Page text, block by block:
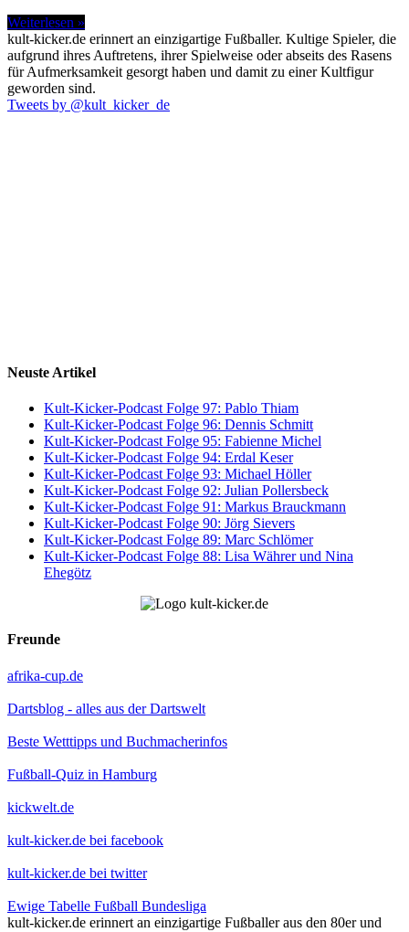
Weiterlesen »
kult-kicker.de erinnert an einzigartige Fußballer. Kultige Spieler, die
aufgrund ihres Auftretens, ihrer Spielweise oder abseits des Rasens
für Aufmerksamkeit gesorgt haben und damit zu einer Kultfigur
geworden sind.
Tweets by @kult_kicker_de
Neuste Artikel
Kult-Kicker-Podcast Folge 97: Pablo Thiam
Kult-Kicker-Podcast Folge 96: Dennis Schmitt
Kult-Kicker-Podcast Folge 95: Fabienne Michel
Kult-Kicker-Podcast Folge 94: Erdal Keser
Kult-Kicker-Podcast Folge 93: Michael Höller
Kult-Kicker-Podcast Folge 92: Julian Pollersbeck
Kult-Kicker-Podcast Folge 91: Markus Brauckmann
Kult-Kicker-Podcast Folge 90: Jörg Sievers
Kult-Kicker-Podcast Folge 89: Marc Schlömer
Kult-Kicker-Podcast Folge 88: Lisa Währer und Nina
Ehegötz
Freunde
afrika-cup.de
Dartsblog - alles aus der Dartswelt
Beste Wetttipps und Buchmacherinfos
Fußball-Quiz in Hamburg
kickwelt.de
kult-kicker.de bei facebook
kult-kicker.de bei twitter
Ewige Tabelle Fußball Bundesliga
kult-kicker.de erinnert an einzigartige Fußballer aus den 80er und